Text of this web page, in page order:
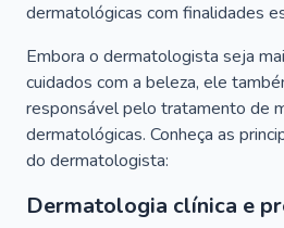
dermatológicas com finalidades
Embora o dermatologista seja
cuidados com a beleza, ele
responsável pelo tratamento de
dermatológicas. Conheça as
do dermatologista:
Dermatologia clínica e